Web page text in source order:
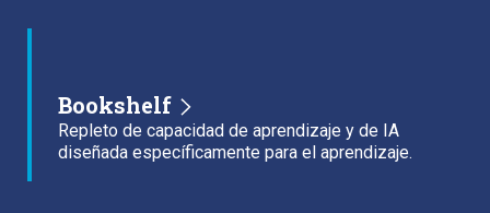
Bookshelf
Repleto de capacidad de aprendizaje y de IA
diseñada específicamente para el aprendizaje.